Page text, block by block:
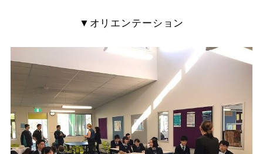
▼オリエンテーション